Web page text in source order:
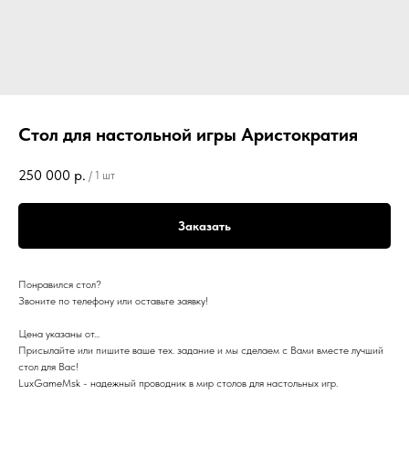
Стол для настольной игры Аристократия
250 000 р. / 1 шт
Заказать
Понравился стол?
Звоните по телефону или оставьте заявку!
Цена указаны от...
Присылайте или пишите ваше тех. задание и мы сделаем с Вами вместе лучший
стол для Вас!
LuхGаmеМsk - надежный проводник в мир столов для настольных игр.